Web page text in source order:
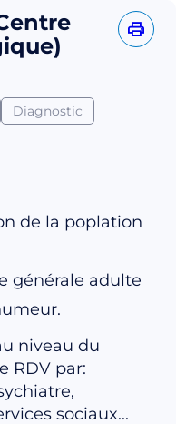
Diagnostic
de la poplation
générale adulte
niveau du
RDV par:
sociaux...